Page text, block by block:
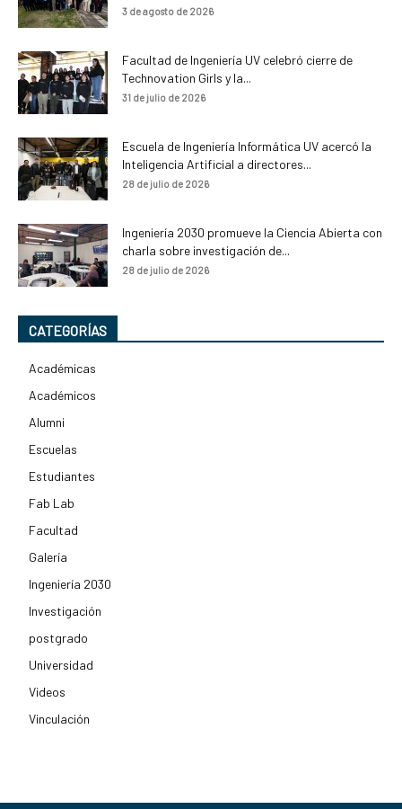
3 de agosto de 2026
Facultad de Ingeniería UV celebró cierre de
Technovation Girls y la...
31 de julio de 2026
Escuela de Ingeniería Informática UV acercó la
Inteligencia Artificial a directores...
28 de julio de 2026
Ingeniería 2030 promueve la Ciencia Abierta con
charla sobre investigación de...
28 de julio de 2026
CATEGORÍAS
Académicas
Académicos
Alumni
Escuelas
Estudiantes
Fab Lab
Facultad
Galería
Ingeniería 2030
Investigación
postgrado
Universidad
Videos
Vinculación